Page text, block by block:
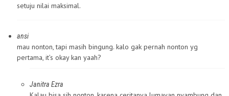
setuju nilai maksimal.
ansi
mau nonton, tapi masih bingung. kalo gak pernah nonton yg
pertama, it’s okay kan yaah?
Janitra Ezra